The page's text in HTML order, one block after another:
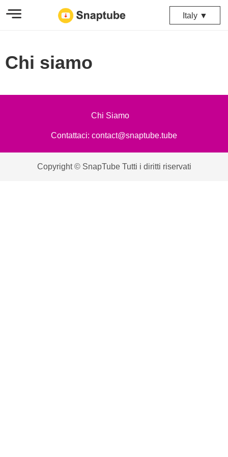
Italy ▼
Chi siamo
Chi Siamo
Contattaci: contact@snaptube.tube
Copyright © SnapTube Tutti i diritti riservati